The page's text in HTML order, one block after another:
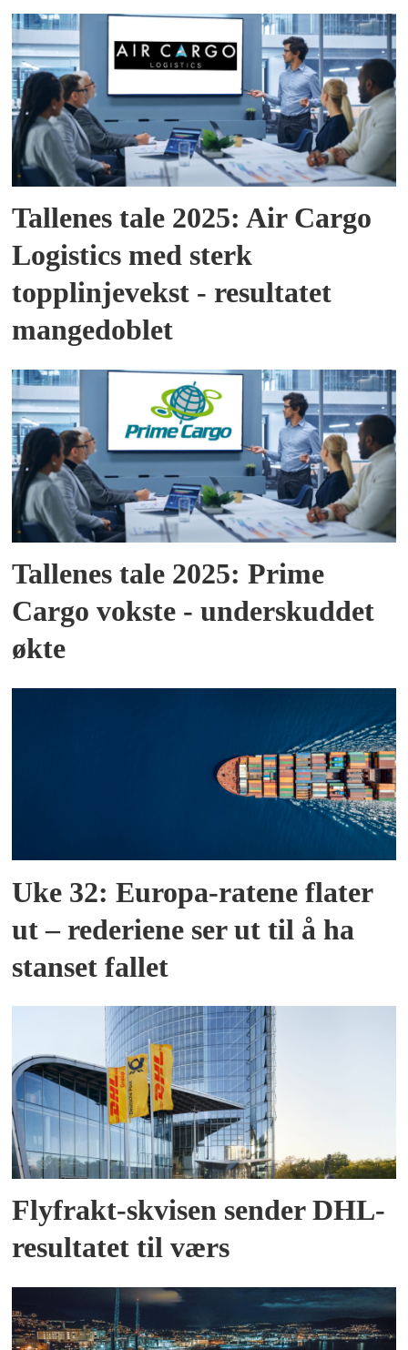
Tallenes tale 2025: Air Cargo
Logistics med sterk
topplinjevekst - resultatet
mangedoblet
Tallenes tale 2025: Prime
Cargo vokste - underskuddet
økte
Uke 32: Europa-ratene flater
ut – rederiene ser ut til å ha
stanset fallet
Flyfrakt-skvisen sender DHL-
resultatet til værs